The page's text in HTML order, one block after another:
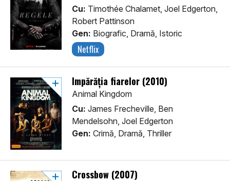
Cu: Timothée Chalamet, Joel Edgerton,
Robert Pattinson
Gen: Biografic, Dramă, Istoric
Netflix
Împărăția fiarelor (2010)
Animal Kingdom
Cu: James Frecheville, Ben
Mendelsohn, Joel Edgerton
Gen: Crimă, Dramă, Thriller
Crossbow (2007)